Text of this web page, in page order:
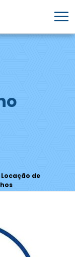
de